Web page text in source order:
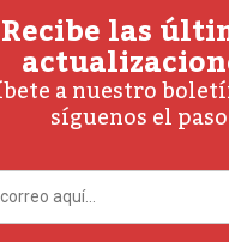
Recibe las
a nuestro
síguenos el paso